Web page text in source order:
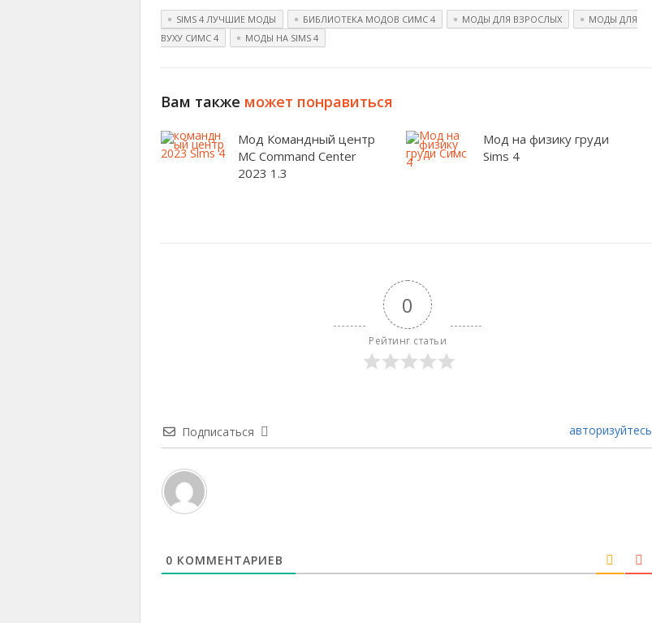
SIMS 4 ЛУЧШИЕ МОДЫ БИБЛИОТЕКА МОДОВ СИМС 4 МОДЫ ДЛЯ ВЗРОСЛЫХ
МОДЫ ДЛЯ
ВУХУ СИМС 4
МОДЫ НА SIMS 4
Вам также может понравиться
Мод Командный центр
MC Command Center
2023 1.3
Мод на физику груди
Sims 4
0
Рейтинг статьи
Подписаться авторизуйтесь
0 КОММЕНТАРИЕВ